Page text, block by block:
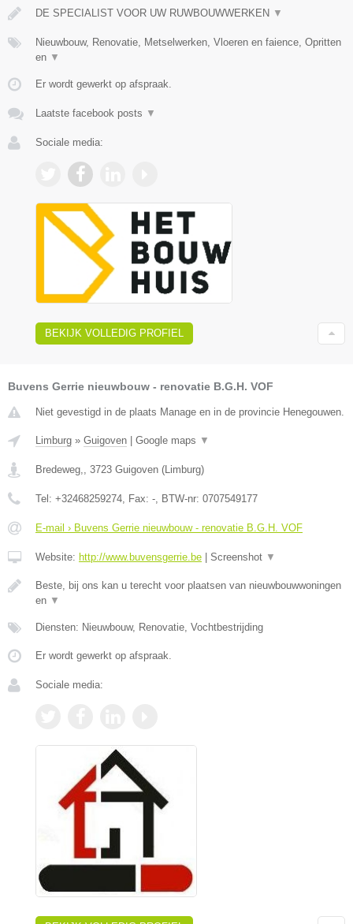
DE SPECIALIST VOOR UW RUWBOUWWERKEN ▼
Nieuwbouw, Renovatie, Metselwerken, Vloeren en faience, Opritten
en ▼
Er wordt gewerkt op afspraak.
Laatste facebook posts ▼
Sociale media:
BEKIJK VOLLEDIG PROFIEL
Buvens Gerrie nieuwbouw - renovatie B.G.H. VOF
Niet gevestigd in de plaats Manage en in de provincie Henegouwen.
Limburg » Guigoven Google maps ▼
Bredeweg, 3723 Guigoven ( Limburg)
Tel: +32468259274 , Fax: - , BTW-nr: 0707549177
E-mail › Buvens Gerrie nieuwbouw - renovatie B.G.H. VOF
Website: http://www.buvensgerrie.be Screenshot ▼
Beste, bij ons kan u terecht voor plaatsen van nieuwbouwwoningen
en ▼
Diensten: Nieuwbouw, Renovatie, Vochtbestrijding
Er wordt gewerkt op afspraak.
Sociale media: